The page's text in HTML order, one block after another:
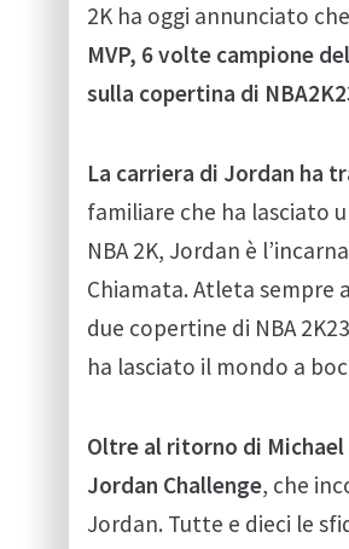
2K ha oggi annunciato che
MVP, 6 volte campione
sulla copertina di
La carriera di Jordan ha
familiare che ha lasciato
NBA 2K, Jordan è
Chiamata. Atleta sempre
due copertine di NBA
ha lasciato il mondo a
Oltre al ritorno di
Jordan Challenge, che
Jordan. Tutte e dieci le